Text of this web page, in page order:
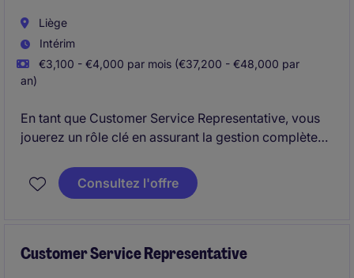
Liège
Intérim
€3,100 - €4,000 par mois (€37,200 - €48,000 par
an)
En tant que Customer Service Representative, vous
jouerez un rôle clé en assurant la gestion complète
administratif des ventes, tout en garantissant une
communication efficace avec les clients et les
Consultez l'offre
Customer Service Representative